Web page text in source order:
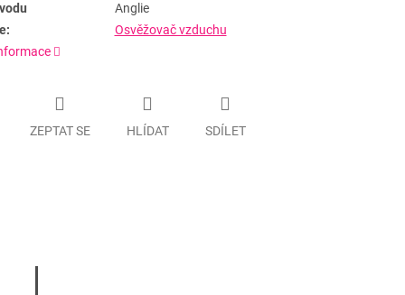
Anglie
Osvěžovač vzduchu
ZEPTAT SE HLÍDAT SDÍLET